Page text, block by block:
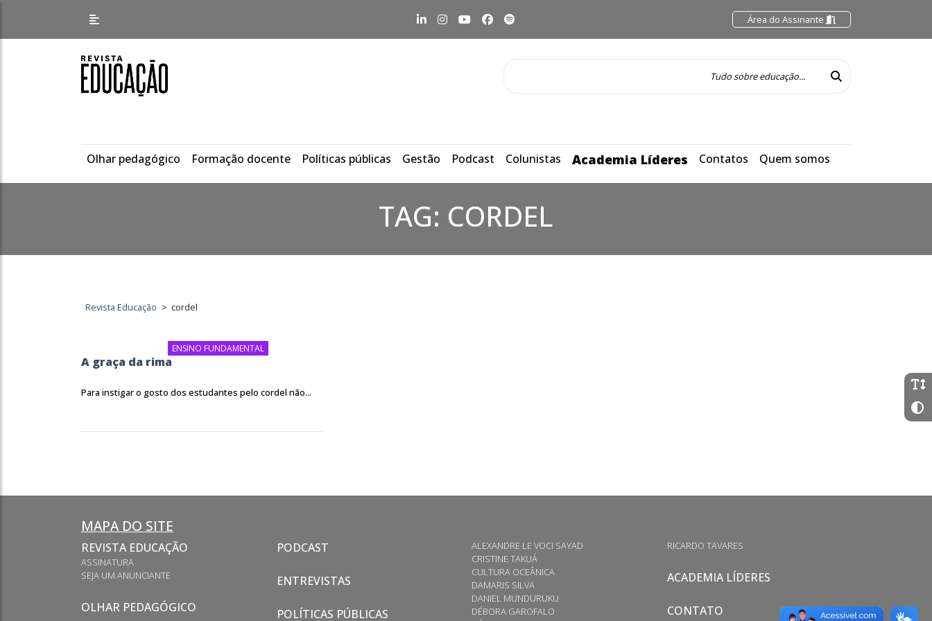
Área do Assinante
Olhar pedagógico Formação docente Políticas públicas Gestão Podcast Colunistas Academia Líderes Contatos Quem somos
TAG: CORDEL
Revista Educação > cordel
ENSINO FUNDAMENTAL
A graça da rima
Para instigar o gosto dos estudantes pelo cordel não...
MAPA DO SITE
REVISTA EDUCAÇÃO
ASSINATURA
SEJA UM ANUNCIANTE
OLHAR PEDAGÓGICO
PODCAST
ENTREVISTAS
POLÍTICAS PÚBLICAS
ALEXANDRE LE VOCI SAYAD
CRISTINE TAKUÁ
CULTURA OCEÂNICA
DAMARIS SILVA
DANIEL MUNDURUKU
DÉBORA GAROFALO
RICARDO TAVARES
ACADEMIA LÍDERES
CONTATO